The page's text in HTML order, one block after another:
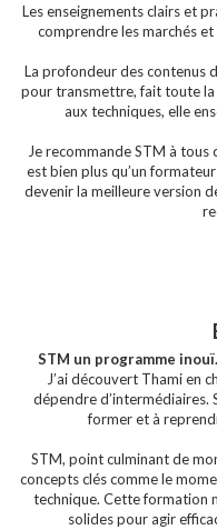
Les enseignements clairs et
comprendre les marchés
La profondeur des contenus
pour transmettre, fait toute
aux techniques, elle
Je recommande STM à tous
est bien plus qu’un
devenir la meilleure version
STM un programme
J’ai découvert Thami en
dépendre d’intermédiaires.
former et à
STM, point culminant de
concepts clés comme le
technique. Cette formation
solides pour agir